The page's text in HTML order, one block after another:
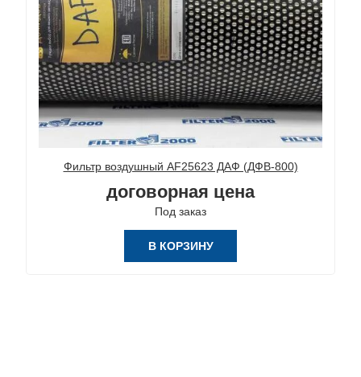
Фильтр воздушный AF25623 ДАФ (ДФВ-800)
договорная цена
Под заказ
В КОРЗИНУ